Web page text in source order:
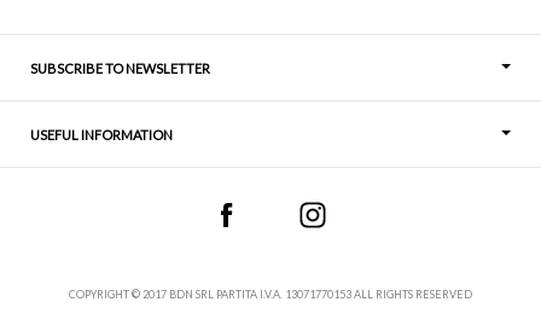
SUBSCRIBE TO NEWSLETTER
USEFUL INFORMATION
COPYRIGHT © 2017 BDN SRL PARTITA I.V.A. 13071770153 ALL RIGHTS RESERVED